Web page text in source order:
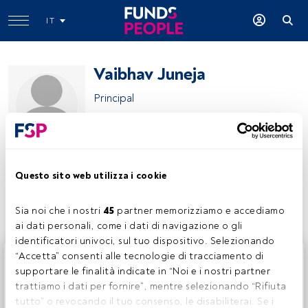
Questo sito web utilizza i cookie
Sia noi che i nostri 45 partner memorizziamo e accediamo
ai dati personali, come i dati di navigazione o gli
identificatori univoci, sul tuo dispositivo. Selezionando
“Accetta” consenti alle tecnologie di tracciamento di
supportare le finalità indicate in “Noi e i nostri partner
trattiamo i dati per fornire”, mentre selezionando “Rifiuta
tutto” o revocando il tuo consenso, le disabiliterai. Se i
IT
Vaibhav Juneja
Principal
Condividi:
Questo è un articolo riservato agli utenti FundsPeople. Se
sei già registrato, accedi tramite il pulsante Login. Se non
hai ancora un account, ti invitiamo a registrarti per scoprire
tutti i contenuti che FundsPeople ha da offrire.